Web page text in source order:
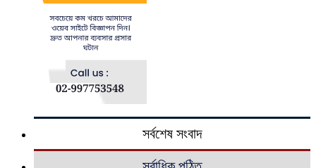
সর্বশেষ সংবাদ